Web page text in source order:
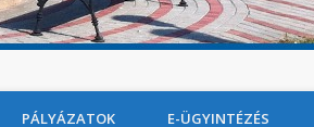
PÁLYÁZATOK E-ÜGYINTÉZÉS